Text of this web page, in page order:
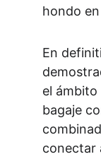
hondo
En
el ámbito
bagaje
conectar